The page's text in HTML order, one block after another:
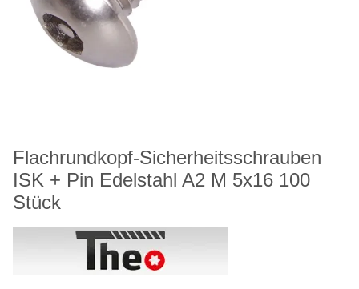
Flachrundkopf-Sicherheitsschrauben
ISK + Pin Edelstahl A2 M 5x16 100
Stück